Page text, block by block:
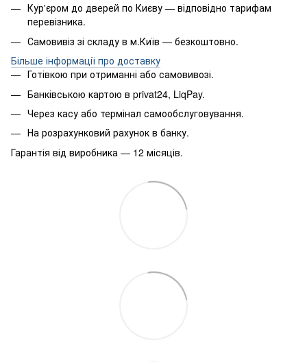
Кур'єром до дверей по Києву — відповідно тарифам
перевізника.
Самовивіз зі складу в м.Київ — безкоштовно.
Більше інформації про доставку
Готівкою при отриманні або самовивозі.
Банківською картою в privat24, LiqPay.
Через касу або термінал самообслуговування.
На розрахунковий рахунок в банку.
Гарантія від виробника — 12 місяців.